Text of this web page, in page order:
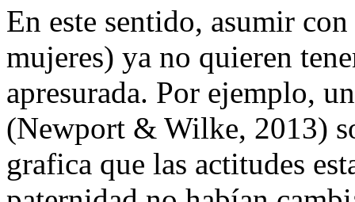
En este sentido, asumir
mujeres) ya no quieren
apresurada. Por ejemplo,
(Newport & Wilke, 2013)
grafica que las actitudes